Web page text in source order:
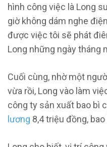
hình công việc là Long
giờ không dám nghe
được việc tôi sẽ phát
Long những ngày tháng
Cuối cùng, nhờ một
vừa rồi, Long vào làm
công ty sản xuất bao bì
lương 8,4 triệu đồng,